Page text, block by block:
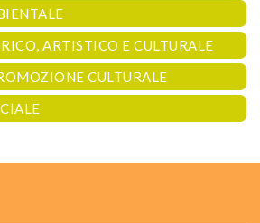
ARTISTICO E CULTURALE
CULTURALE